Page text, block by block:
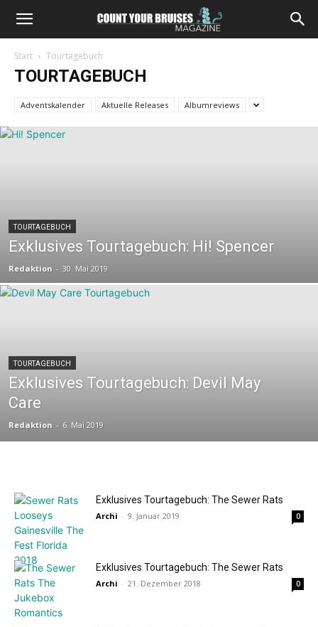
Start Tourtagebuch
TOURTAGEBUCH
Adventskalender Aktuelle Releases Albumreviews
TOURTAGEBUCH
Exklusives Tourtagebuch: Hi! Spencer
Redaktion - 30. Mai 2019
TOURTAGEBUCH
Exklusives Tourtagebuch: Devil May
Care
Redaktion - 6. Mai 2019
Exklusives Tourtagebuch: The Sewer Rats
Archi - 9. Januar 2019 0
Exklusives Tourtagebuch: The Sewer Rats
Archi - 21. Dezember 2018 0